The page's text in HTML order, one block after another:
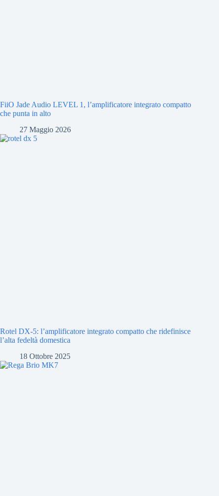
FiiO Jade Audio LEVEL 1, l’amplificatore integrato compatto
che punta in alto
27 Maggio 2026
Rotel DX-5: l’amplificatore integrato compatto che ridefinisce
l’alta fedeltà domestica
18 Ottobre 2025